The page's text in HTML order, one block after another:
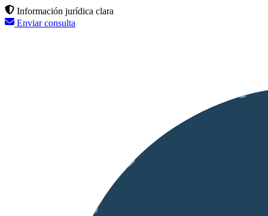
Información jurídica clara
Enviar consulta